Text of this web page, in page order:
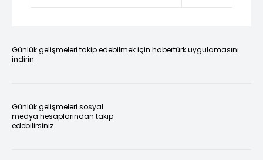
Günlük gelişmeleri takip edebilmek için habertürk uygulamasını
indirin
Günlük gelişmeleri sosyal
medya hesaplarından takip
edebilirsiniz.